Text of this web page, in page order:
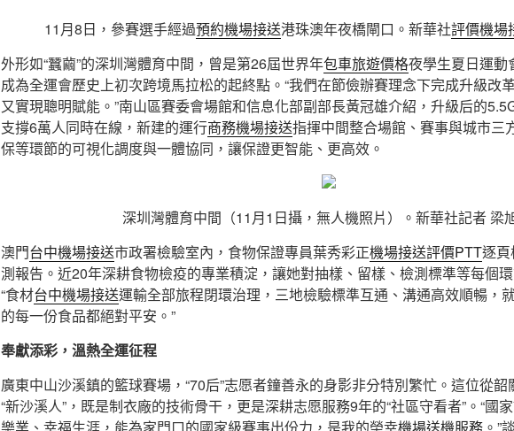
11月8日，參賽選手經過預約機場接送港珠澳年夜橋閘口。新華社評價機場
外形如“蠶繭”的深圳灣體育中間，曾是第26屆世界年包車旅遊價格夜學生夏日運動
成為全運會歷史上初次跨境馬拉松的起終點。“我們在節儉辦賽理念下完成升級改
又實現聰明賦能。”南山區賽委會場館和信息化部副部長黃冠雄介紹，升級后的
支撐6萬人同時在線，新建的運行商務機場接送指揮中間整合場館、賽事與城市三
保等環節的可視化調度與一體協同，讓保證更智能、更高效。
深圳灣體育中間（11月1日攝，無人機照片）。新華社記者 梁
澳門台中機場接送市政署檢驗室內，食物保證專員葉秀彩正機場接送評價PTT逐
測報告。近20年深耕食物檢疫的專業積淀，讓她對抽樣、留樣、檢測標準等每個
“食材台中機場接送運輸全部旅程閉環治理，三地檢驗標準互通、溝通高效順暢，
的每一份食品都絕對平安。”
奉獻添彩，溫熱全運征程
廣東中山沙溪鎮的籃球賽場，“70后”志愿者鐘善永的身影非分特別繁忙。這位從
“新沙溪人”，既是制衣廠的技術骨干，更是深耕志愿服務9年的“社區守看者”。“國